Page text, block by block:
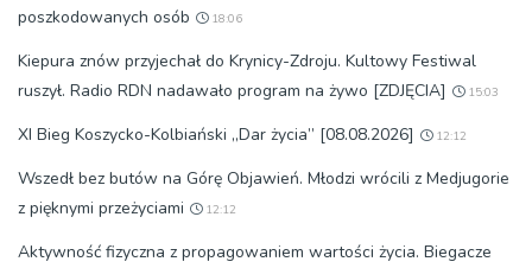
poszkodowanych osób
18:06
Kiepura znów przyjechał do Krynicy-Zdroju. Kultowy Festiwal
ruszył. Radio RDN nadawało program na żywo [ZDJĘCIA]
15:03
XI Bieg Koszycko-Kolbiański „Dar życia” [08.08.2026] 12:12
Wszedł bez butów na Górę Objawień. Młodzi wrócili z Medjugorie
z pięknymi przeżyciami
12:12
Aktywność fizyczna z propagowaniem wartości życia. Biegacze